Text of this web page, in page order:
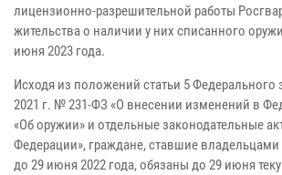
лицензионно-разрешительной работы
жительства о наличии у них списанного
июня 2023 года.
Исходя из положений статьи 5 Федерального
2021 г. № 231-ФЗ «О внесении изменений в
«Об оружии» и отдельные законодательные
Федерации», граждане, ставшие
до 29 июня 2022 года, обязаны до 29 июня